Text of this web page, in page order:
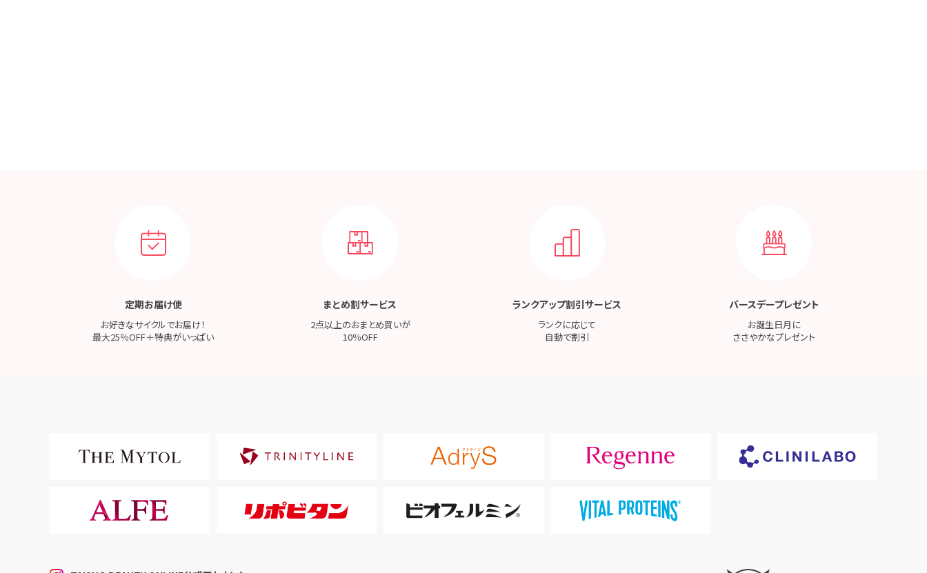
定期お届け便
お好きなサイクルでお届け！
最大25％OFF＋特典がいっぱい
まとめ割サービス
2点以上のおまとめ買いが
10％OFF
ランクアップ割引サービス
ランクに応じて
自動で割引
バースデープレゼント
お誕生日月に
ささやかなプレゼント